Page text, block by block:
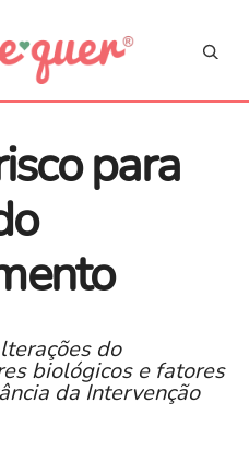
para
do
biológicos e fatores
da Intervenção